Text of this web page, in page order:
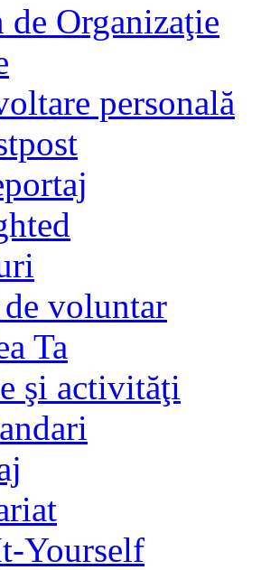
Organizaţie
personală
voluntar
Ta
şi activităţi
Yourself